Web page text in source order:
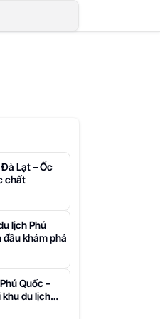
Lạt – Ốc
chất
lịch Phú
khám phá
Quốc –
khu du lịch